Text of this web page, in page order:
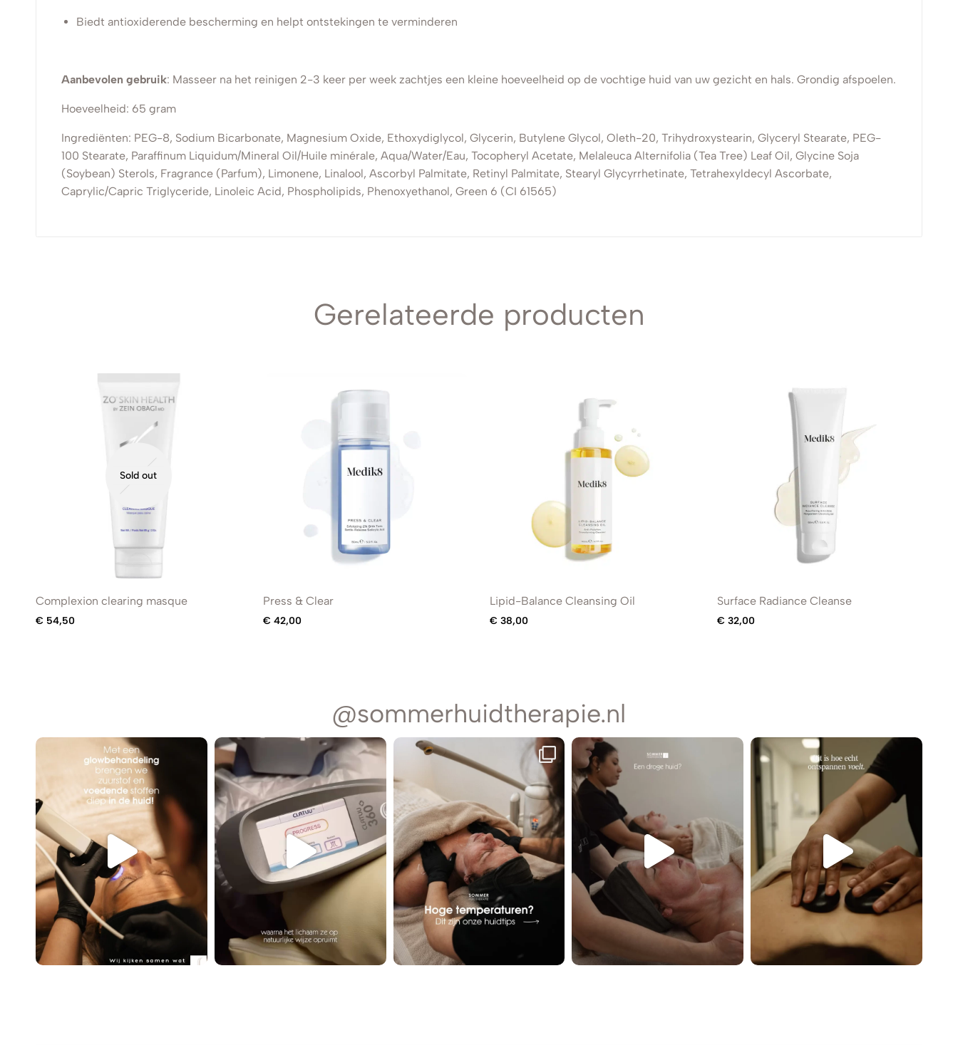
Biedt antioxiderende bescherming en helpt ontstekingen te verminderen
Aanbevolen gebruik: Masseer na het reinigen 2-3 keer per week zachtjes een kleine hoeveelheid op de vochtige huid van uw gezicht en hals. Grondig afspoelen.
Hoeveelheid: 65 gram
Ingrediënten: PEG-8, Sodium Bicarbonate, Magnesium Oxide, Ethoxydiglycol, Glycerin, Butylene Glycol, Oleth-20, Trihydroxystearin, Glyceryl Stearate, PEG-
100 Stearate, Paraffinum Liquidum/Mineral Oil/Huile minérale, Aqua/Water/Eau, Tocopheryl Acetate, Melaleuca Alternifolia (Tea Tree) Leaf Oil, Glycine Soja
(Soybean) Sterols, Fragrance (Parfum), Limonene, Linalool, Ascorbyl Palmitate, Retinyl Palmitate, Stearyl Glycyrrhetinate, Tetrahexyldecyl Ascorbate,
Caprylic/Capric Triglyceride, Linoleic Acid, Phospholipids, Phenoxyethanol, Green 6 (CI 61565)
Gerelateerde producten
Sold out
Complexion clearing masque
€ 54,50
Press & Clear
€ 42,00
Lipid-Balance Cleansing Oil
€ 38,00
Surface Radiance Cleanse
€ 32,00
@sommerhuidtherapie.nl